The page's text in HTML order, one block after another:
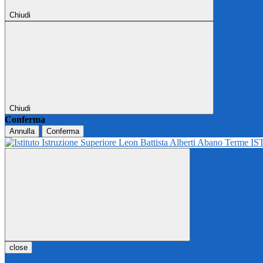
Chiudi
Chiudi
Conferma
Annulla Conferma
close